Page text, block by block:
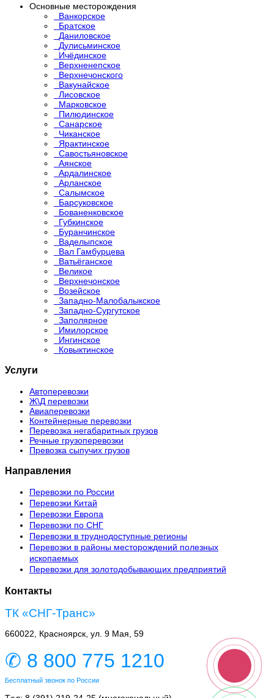
Основные месторождения
Ванкорское
Братское
Даниловское
Дулисьминское
Ичёдинское
Верхненепское
Верхнечонского
Вакунайское
Лисовское
Марковское
Пилюдинское
Санарское
Чиканское
Ярактинское
Савостьяновское
Аянское
Ардалинское
Арланское
Салымское
Барсуковское
Бованенковское
Губкинское
Буранчинское
Ваделыпское
Вал Гамбурцева
Ватьёганское
Великое
Верхнечонское
Возейское
Западно-Малобалыкское
Западно-Сургутское
Заполярное
Имилорское
Ингинское
Ковыктинское
Услуги
Автоперевозки
Ж\Д перевозки
Авиаперевозки
Контейнерные перевозки
Перевозка негабаритных грузов
Речные грузоперевозки
Превозка сыпучих грузов
Направления
Перевозки по России
Перевозки Китай
Перевозки Европа
Перевозки по СНГ
Перевозки в труднодоступные регионы
Перевозки в районы месторождений полезных
ископаемых
Перевозки для золотодобывающих предприятий
Контакты
ТК «СНГ-Транс»
660022, Красноярск, ул. 9 Мая, 59
✆ 8 800 775 1210
Бесплатный звонок по России